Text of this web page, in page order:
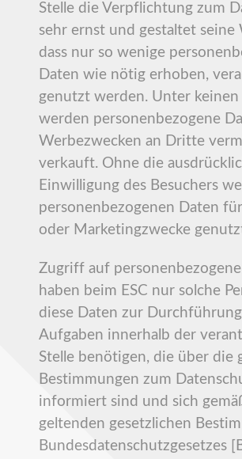
Stelle die Verpflichtung zum
sehr ernst und gestaltet seine
dass nur so wenige
Daten wie nötig erhoben,
genutzt werden. Unter keinen
werden personenbezogene
Werbezwecken an Dritte
verkauft. Ohne die
Einwilligung des Besuchers
personenbezogenen Daten
oder Marketingzwecke
Zugriff auf
haben beim ESC nur solche
diese Daten zur
Aufgaben innerhalb der
Stelle benötigen, die über die
Bestimmungen zum
informiert sind und sich
geltenden gesetzlichen
Bundesdatenschutzgesetzes